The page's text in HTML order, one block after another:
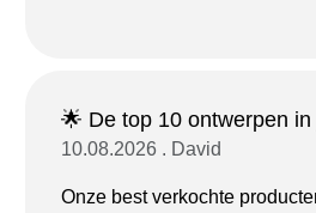
🌟 De top 10 ontwerpen
10.08.2026 . David
Onze best verkochte